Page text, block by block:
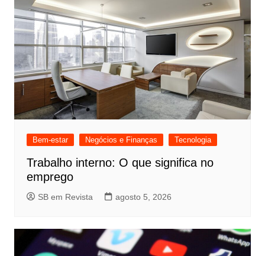
Bem-estar Negócios e Finanças Tecnologia
Trabalho interno: O que significa no
emprego
SB em Revista agosto 5, 2026